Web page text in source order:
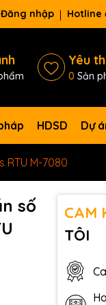
Đăng nhập Hotline
Yêu
0 Sản
HDSD Dự
RTU M-7080
số
CAM
TÔI